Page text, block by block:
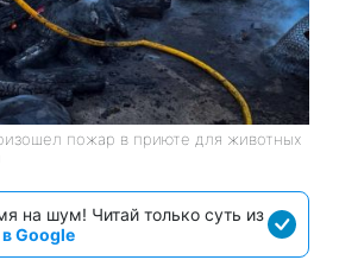
пожар в приюте для животных
на шум! Читай только суть из
Google